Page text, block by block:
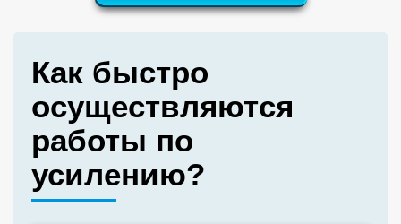
Как быстро
осуществляются
работы по
усилению?